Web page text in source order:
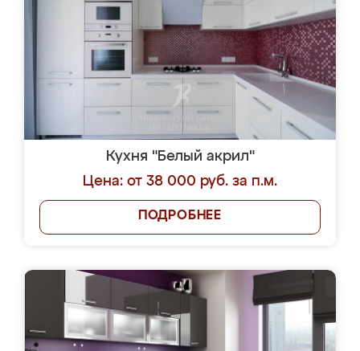
Кухня "Белый акрил"
Цена: от 38 000 руб. за п.м.
ПОДРОБНЕЕ